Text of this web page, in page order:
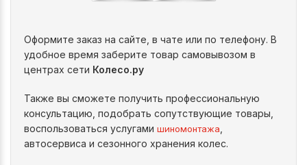
Оформите заказ на сайте, в чате или по телефону. В
удобное время заберите товар самовывозом в
центрах сети Колесо.ру
Также вы сможете получить профессиональную
консультацию, подобрать сопутствующие товары,
воспользоваться услугами шиномонтажа
автосервиса и сезонного хранения колес.